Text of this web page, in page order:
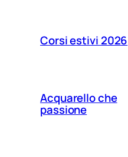
Corsi estivi 2026
Acquarello che
passione